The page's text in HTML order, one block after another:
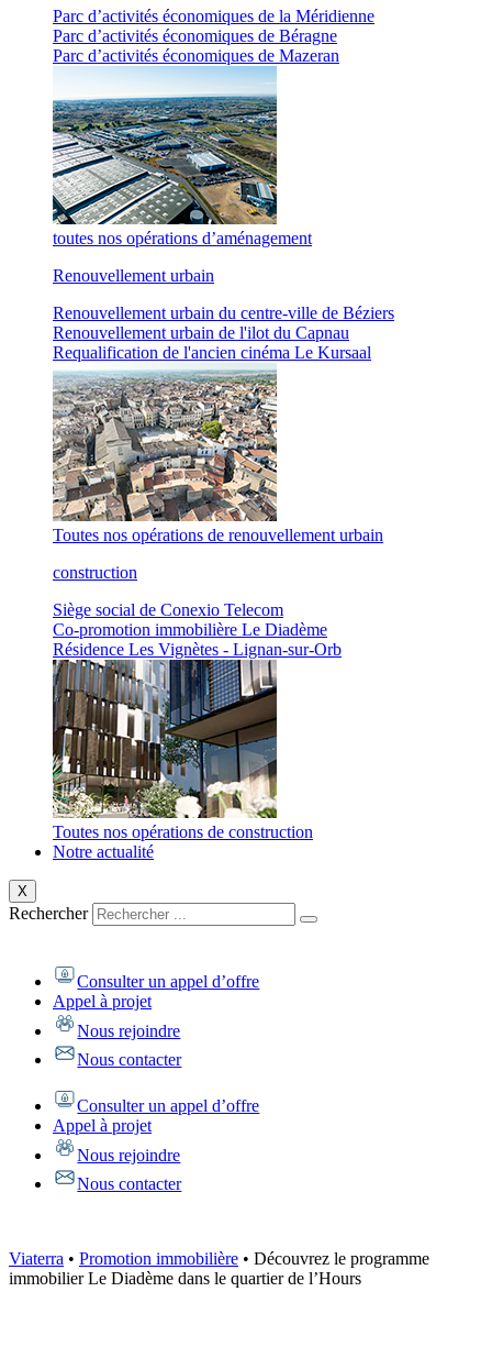
Parc d’activités économiques de la Méridienne
Parc d’activités économiques de Béragne
Parc d’activités économiques de Mazeran
toutes nos opérations d’aménagement
Renouvellement urbain
Renouvellement urbain du centre-ville de Béziers
Renouvellement urbain de l'ilot du Capnau
Requalification de l'ancien cinéma Le Kursaal
Toutes nos opérations de renouvellement urbain
construction
Siège social de Conexio Telecom
Co-promotion immobilière Le Diadème
Résidence Les Vignètes - Lignan-sur-Orb
Toutes nos opérations de construction
Notre actualité
X
Rechercher
Consulter un appel d’offre
Appel à projet
Nous rejoindre
Nous contacter
Consulter un appel d’offre
Appel à projet
Nous rejoindre
Nous contacter
Viaterra • Promotion immobilière • Découvrez le programme
immobilier Le Diadème dans le quartier de l’Hours